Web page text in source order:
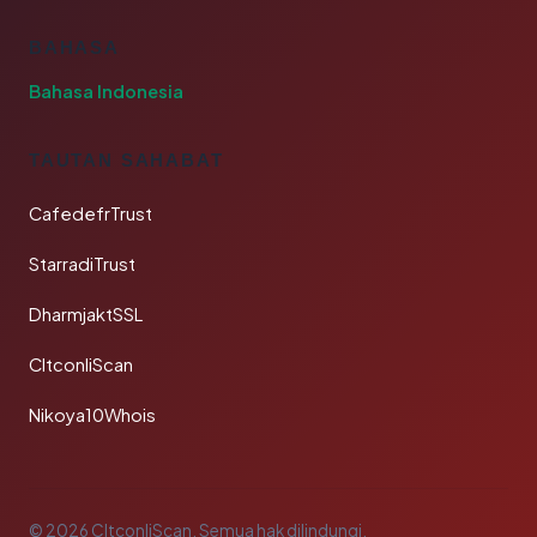
BAHASA
Bahasa Indonesia
TAUTAN SAHABAT
CafedefrTrust
StarradiTrust
DharmjaktSSL
CltconliScan
Nikoya10Whois
© 2026 CltconliScan. Semua hak dilindungi.